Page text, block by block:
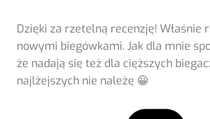
Dzięki za rzetelną recenzję! Właśnie
nowymi biegówkami. Jak dla mnie
że nadają się też dla cięższych
najlżejszych nie należę 😀